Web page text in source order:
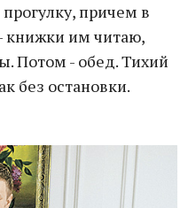
причем в
книжки им читаю,
Потом - обед. Тихий
без остановки.